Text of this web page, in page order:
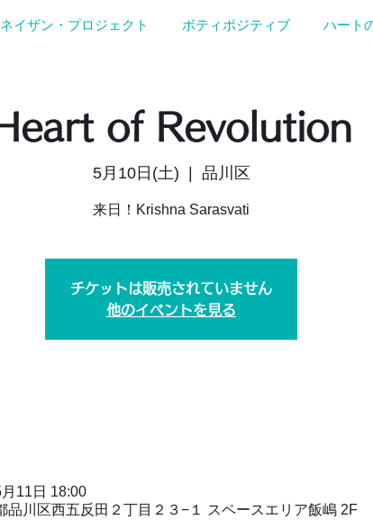
イザン・プロジェクト ボティポジティブ ハート
of Revolution
5月10日(土) 品川区
来日！Krishna Sarasvati
チケットは販売されていません
他のイベントを見る
11日 18:00
品川区西五反田２丁目２３−１ スペースエリア飯嶋 2F